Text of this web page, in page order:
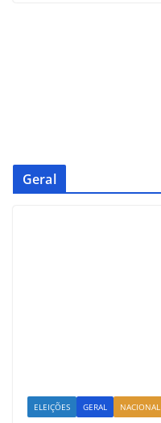
Geral
ELEIÇÕES GERAL NACIONAL